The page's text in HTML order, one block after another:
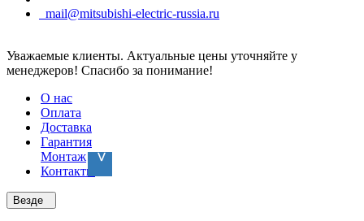
mail@mitsubishi-electric-russia.ru
Уважаемые клиенты. Актуальные цены уточняйте у
менеджеров! Спасибо за понимание!
О нас
Оплата
Доставка
Гарантия
Монтаж
Контакты
Везде